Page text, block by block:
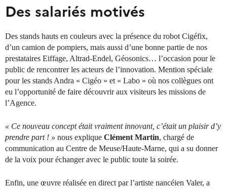
Des salariés motivés
Des stands hauts en couleurs avec la présence du robot Cigéfix,
d’un camion de pompiers, mais aussi d’une bonne partie de nos
prestataires Eiffage, Altrad-Endel, Géosonics… l’occasion pour le
public de rencontrer les acteurs de l’innovation. Mention spéciale
pour les stands Andra « Cigéo » et « Labo » où nos collègues ont
eu l’opportunité de faire découvrir aux visiteurs les missions de
l’Agence.
« Ce nouveau concept était vraiment innovant, c’était un plaisir d’y
prendre part ! » nous explique Clément Martin, chargé de
communication au Centre de Meuse/Haute-Marne, qui a su donner
de la voix pour échanger avec le public toute la soirée.
Enfin, une œuvre réalisée en direct par l’artiste nancéien Valer, a